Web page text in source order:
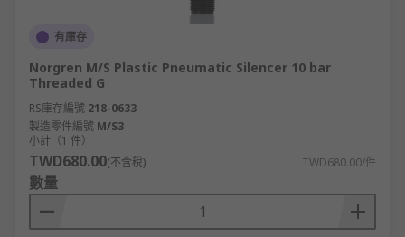
有庫存
Norgren M/S Plastic Pneumatic Silencer 10 bar
Threaded G
RS庫存編號 218-0633
製造零件編號 M/S3
小計（1 件）
TWD680.00(不含稅) TWD680.00/件
數量